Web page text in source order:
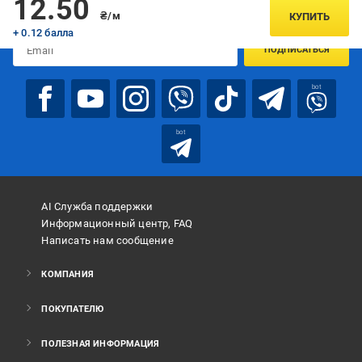
12.50
₴/м
+ 0.12 балла
КУПИТЬ
ПОДПИСАТЬСЯ
bot
bot
AI Служба поддержки
Информационный центр, FAQ
Написать нам сообщение
КОМПАНИЯ
ПОКУПАТЕЛЮ
ПОЛЕЗНАЯ ИНФОРМАЦИЯ